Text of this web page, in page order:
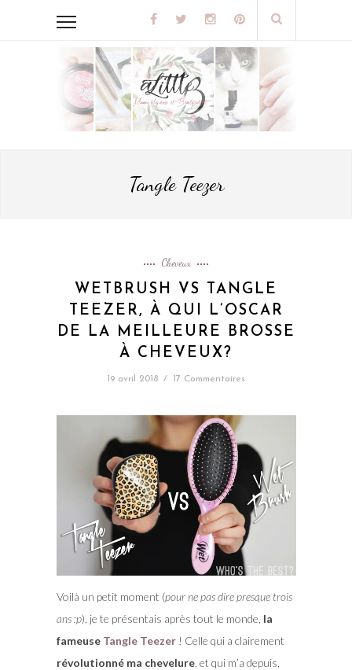
Tangle Teezer
Cheveux
WETBRUSH VS TANGLE
TEEZER, À QUI L’OSCAR
DE LA MEILLEURE BROSSE
À CHEVEUX?
19 avril 2018 / 17 Commentaires
Voilà un petit moment (pour ne pas dire presque trois
ans :p), je te présentais après tout le monde, la
fameuse Tangle Teezer! Celle qui a clairement
révolutionné ma chevelure, et qui m’a depuis,